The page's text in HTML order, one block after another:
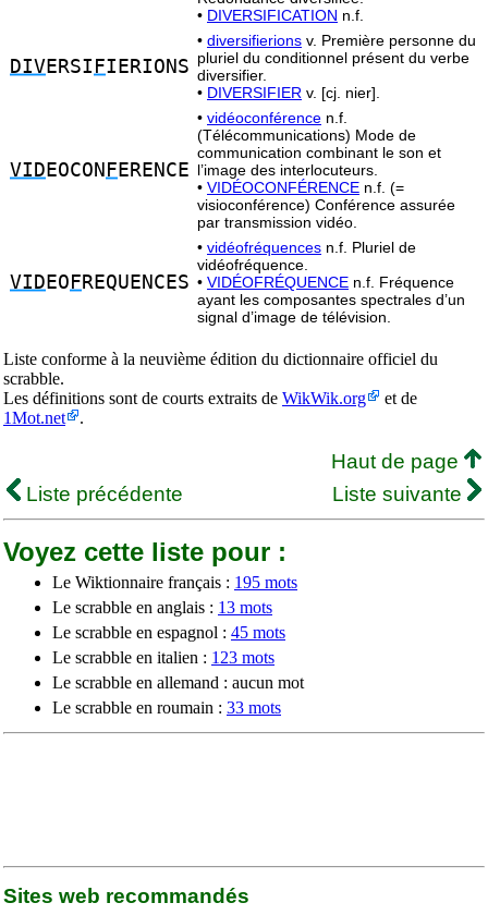
• DIVERSIFICATION n.f.
DIVERSI FIERIONS
• diversifierions v. Première personne du
pluriel du conditionnel présent du verbe
diversifier.
• DIVERSIFIER v. [cj. nier].
VID EOCON F ERENCE
• vidéoconférence n.f.
(Télécommunications) Mode de
communication combinant le son et
l’image des interlocuteurs.
• VIDÉOCONFÉRENCE n.f. (=
visioconférence) Conférence assurée
par transmission vidéo.
VID EO F REQUENCES
• vidéofréquences n.f. Pluriel de
vidéofréquence.
• VIDÉOFRÉQUENCE n.f. Fréquence
ayant les composantes spectrales d’un
signal d’image de télévision.
Liste conforme à la neuvième édition du dictionnaire officiel du
scrabble.
Les définitions sont de courts extraits de WikWik.org
et de
1Mot.net
.
Haut de page
Liste précédente
Liste suivante
Voyez cette liste pour :
Le Wiktionnaire français : 195 mots
Le scrabble en anglais : 13 mots
Le scrabble en espagnol : 45 mots
Le scrabble en italien : 123 mots
Le scrabble en allemand : aucun mot
Le scrabble en roumain : 33 mots
Sites web recommandés